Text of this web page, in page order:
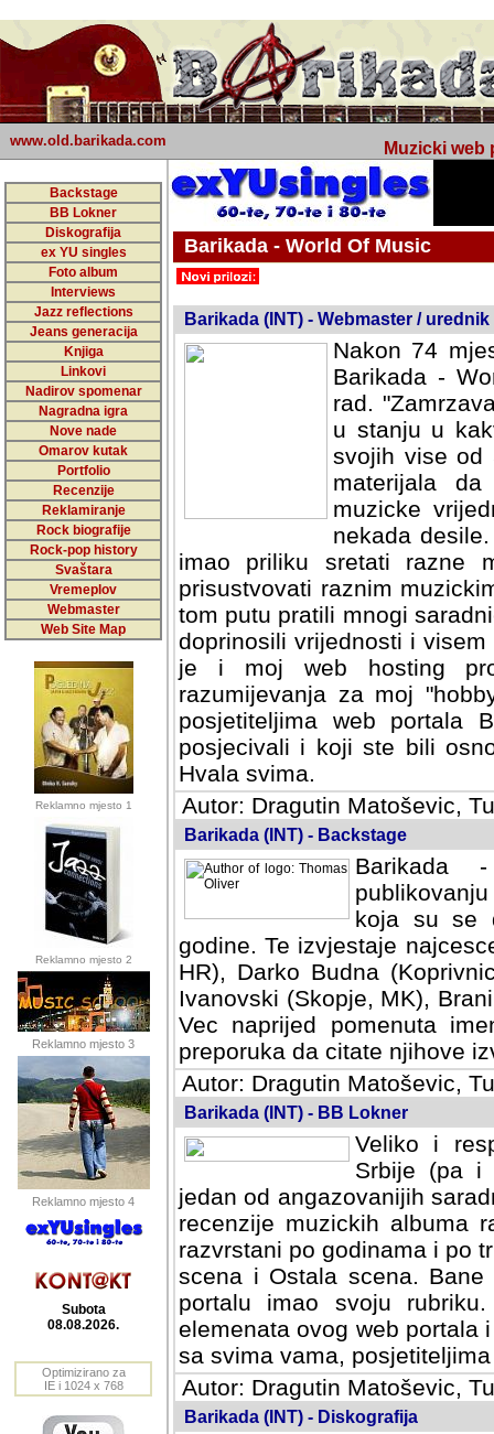
www.old.barikada.com Muzicki web
Backstage
BB Lokner
Diskografija
ex YU singles
Foto album
Interviews
Jazz reflections
Jeans generacija
Knjiga
Linkovi
Nadirov spomenar
Nagradna igra
Nove nade
Omarov kutak
Portfolio
Recenzije
Reklamiranje
Rock biografije
Rock-pop history
Svaštara
Vremeplov
Webmaster
Web Site Map
Reklamno mjesto 1
Reklamno mjesto 2
Reklamno mjesto 3
Reklamno mjesto 4
Subota
08.08.2026.
Optimizirano za
IE i 1024 x 768
Barikada - World Of Music
Barikada (INT) - Webmaster / urednik
Nakon 74
Barikada -
rad.
u stanju u
svojih vise od
materijala
muzicke
nekada
imao priliku sretati razne
prisustvovati raznim
tom putu pratili mnogi
doprinosili vrijednosti i
je i moj web hosting
razumijevanja za moj
posjetiteljima web portala
posjecivali i koji ste bili
Hvala svima.
Autor: Dragutin Matoševic,
Barikada (INT) - Backstage
Barikada
koja su se
godine. Te izvjestaje
HR), Darko Budna
Ivanovski (Skopje, MK),
Vec naprijed pomenuta
preporuka da citate njihove
Autor: Dragutin Matoševic,
Barikada (INT) - BB Lokner
Veliko i
Srbije (pa i
jedan od angazovanijih
recenzije muzickih albuma
razvrstani po godinama i po
scena i Ostala scena.
portalu imao svoju
elemenata ovog web portala
sa svima vama,
Autor: Dragutin Matoševic,
Barikada (INT) - Diskografija